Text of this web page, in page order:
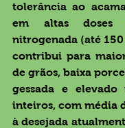
tolerância ao
em altas doses
nitrogenada (até
contribui para
de grãos, baixa
gessada e elevado
inteiros, com média
à desejada